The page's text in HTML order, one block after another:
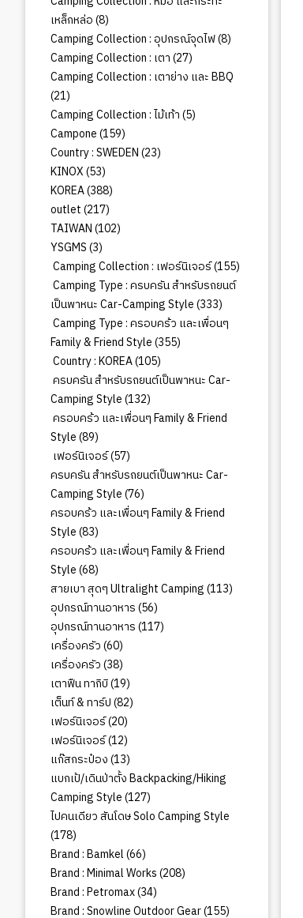
เหล็กหล่อ 88
สินค้า
Camping Collection : อุปกรณ์จุดไฟ 88
Camping Collection : เตา 2727
สินค้า
Camping Collection : เตาย่าง และ BBQ
2121
สินค้า
Camping Collection : ไม้เท้า 55
Campone 159159
สินค้า
Country : SWEDEN 2323
KINOX 5353
สินค้า
KOREA 388388
สินค้า
outlet 217217
สินค้า
TAIWAN 102102
YSGMS 33
สินค้า
Camping Collection : เฟอร์นิเจอร์ 155155
สินค้า
Camping Type : ครบครัน สำหรับรถยนต์
เป็นพาหนะ Car-Camping Style 333333
สินค้า
Camping Type : ครอบคร้ว และเพื่อนๆ
Family & Friend Style 355355
Country : KOREA 105105
สินค้า
ครบครัน สำหรับรถยนต์เป็นพาหนะ Car-
Camping Style 132132
สินค้า
ครอบคร้ว และเพื่อนๆ Family & Friend
Style 8989
สินค้า
เฟอร์นิเจอร์ 5757
สินค้า
ครบครัน สำหรับรถยนต์เป็นพาหนะ Car-
Camping Style 7676
สินค้า
ครอบคร้ว และเพื่อนๆ Family & Friend
Style 8383
สินค้า
ครอบคร้ว และเพื่อนๆ Family & Friend
Style 6868
สินค้า
สายเบา สุดๆ Ultralight Camping 113113
อุปกรณ์ทานอาหาร 5656
สินค้า
อุปกรณ์ทานอาหาร 117117
เครื่องครัว 6060
สินค้า
เครื่องครัว 3838
สินค้า
เตาฟืน ทากิบิ 1919
สินค้า
เต็นท์ & ทาร์ป 8282
เฟอร์นิเจอร์ 2020
สินค้า
เฟอร์นิเจอร์ 1212
สินค้า
แก๊สกระป๋อง 1313
สินค้า
แบกเป้/เดินป่าตั้ง Backpacking/Hiking
Camping Style 127127
สินค้า
ไปคนเดียว สันโดษ Solo Camping Style
178178
สินค้า
Brand : Bamkel 6666
สินค้า
Brand : Minimal Works 208208
Brand : Petromax 3434
สินค้า
Brand : Snowline Outdoor Gear 155155